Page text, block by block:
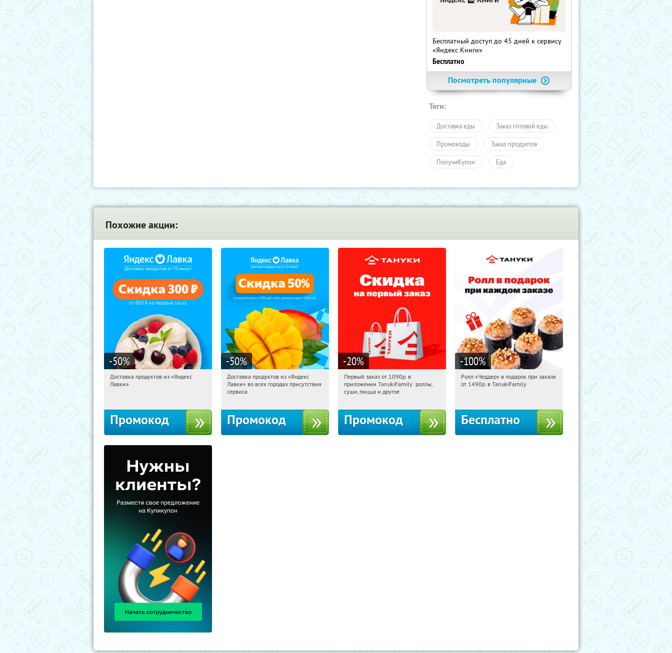
Бесплатный доступ до 45 дней к сервису
«Яндекс Книги»
Бесплатно
Посмотреть популярные
Теги:
Доставка еды Заказ готовой еды
Промокоды Заказ продуктов
ПолучиКупон Еда
Похожие акции:
-50%
11:59:59 Получили:
Доставка продуктов из «Яндекс
Лавки»
Промокод
-50%
11:59:59 Получили:
Россия
Доставка продуктов из «Яндекс
Лавки» во всех городах присутствия
сервиса
Промокод
-20%
11:59:59 Получили:
Россия
Первый заказ от 1090р. в
приложении TanukiFamily: роллы,
суши, пицца и другое
Промокод
-100%
11:59:59 Получили:108
Ролл «Чеддер» в подарок при заказе
от 1490р. в TanukiFamily
Бесплатно